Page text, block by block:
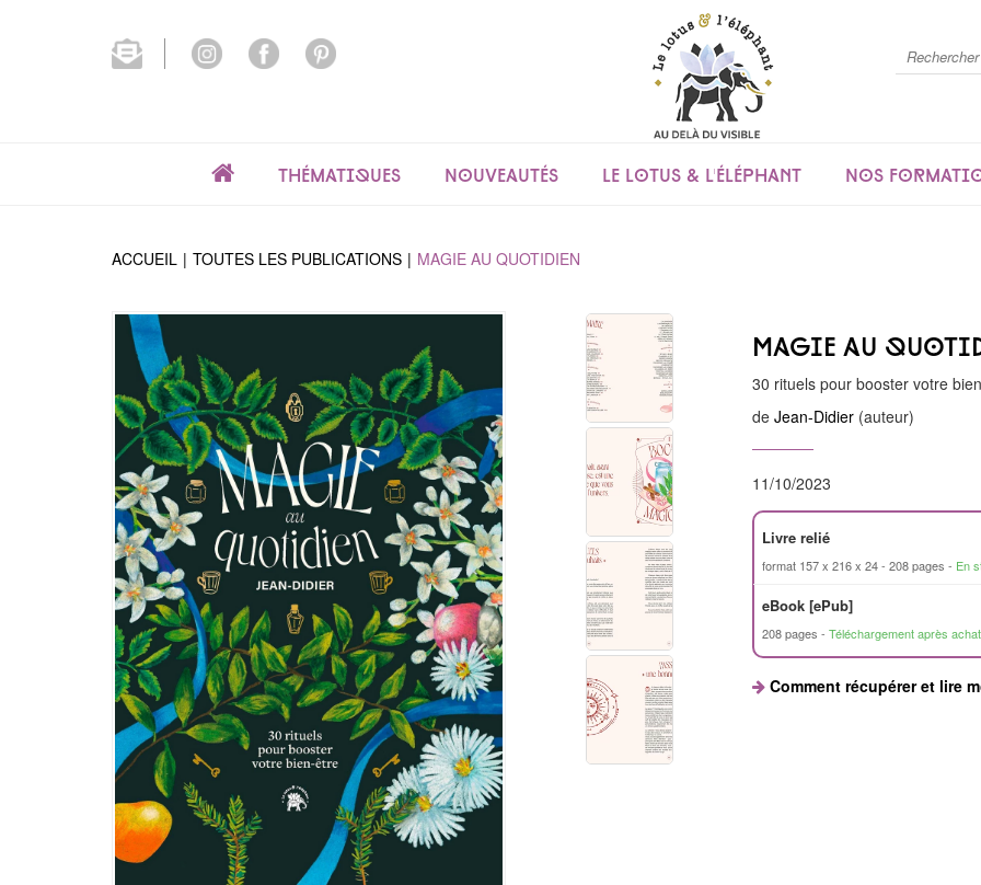
Thématiques Nouveautés Le lotus & l'éléphant Nos
ACCUEIL TOUTES LES PUBLICATIONS MAGIE AU QUOTIDIEN
Magie au
30 rituels pour booster votre
de Jean-Didier (auteur)
11/10/2023
Livre relié
format 157 x 216 x 24 208 pages En
eBook [ePub]
208 pages Téléchargement après achat
Comment récupérer et lire